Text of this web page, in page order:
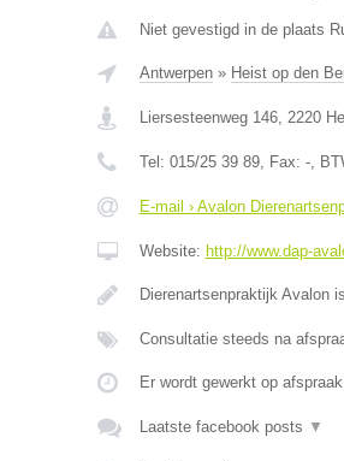
Niet gevestigd in de plaats
Antwerpen» Heist op den
Liersesteenweg 146, 2220
Tel: 015/25 39 89, Fax: -,
E-mail › Avalon
Website: http://www.dap-
Dierenartsenpraktijk Avalon
Consultatie steeds na
Er wordt gewerkt op
Laatste facebook posts ▼